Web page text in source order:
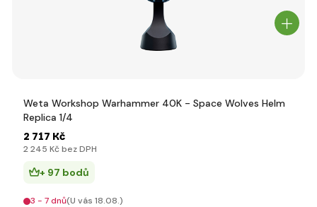
Weta Workshop Warhammer 40K - Space Wolves Helm
Replica 1/4
2 717 Kč
2 245 Kč bez DPH
+ 97 bodů
3 - 7 dnů(U vás 18.08.)